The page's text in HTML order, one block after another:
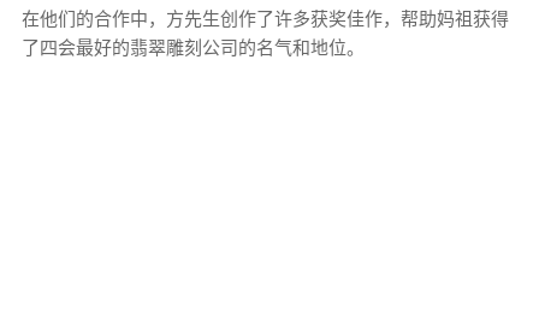
在他们的合作中，方先生创作了许多获奖佳作，帮助妈祖获得
了四会最好的翡翠雕刻公司的名气和地位。